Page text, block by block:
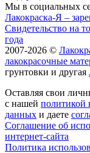
Мы в социальных
Лакокраска-Я –
Свидетельство на
года
2007-2026 ©
лакокрасочные
грунтовки и другая
Оставляя свои
с нашей политикой
данных и даете
Соглашение об
интернет-сайта
Политика